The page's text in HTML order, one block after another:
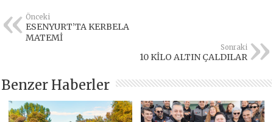
Önceki
ESENYURT’TA KERBELA
MATEMİ
Sonraki
10 KİLO ALTIN ÇALDILAR
Benzer Haberler